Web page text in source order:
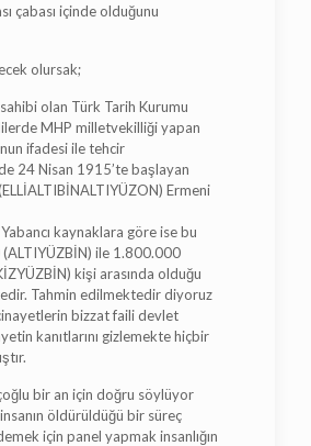
çabası içinde olduğunu
olursak;
olan Türk Tarih Kurumu
MHP milletvekilliği yapan
ifadesi ile tehcir
24 Nisan 1915’te başlayan
Ermeni
kaynaklara göre ise bu
(ALTIYÜZBİN) ile 1.800.000
kişi arasında olduğu
Tahmin edilmektedir diyoruz
bizzat faili devlet
kanıtlarını gizlemekte hiçbir
bir an için doğru söylüyor
öldürüldüğü bir süreç
için panel yapmak insanlığın